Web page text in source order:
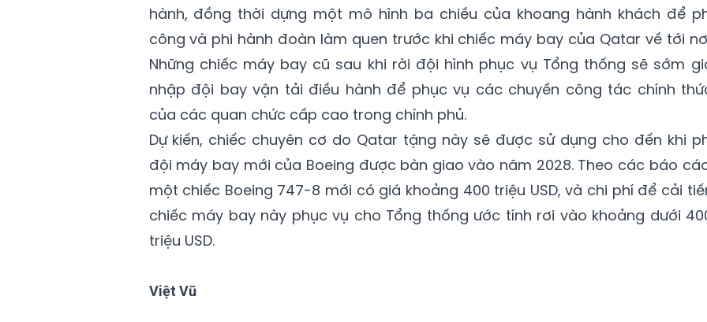
hành, đồng thời dựng một mô hình ba chiều của khoang hành khách để
công và phi hành đoàn làm quen trước khi chiếc máy bay của Qatar về tới
Những chiếc máy bay cũ sau khi rời đội hình phục vụ Tổng thống sẽ sớm
nhập đội bay vận tải điều hành để phục vụ các chuyến công tác chính
của các quan chức cấp cao trong chính phủ.
Dự kiến, chiếc chuyên cơ do Qatar tặng này sẽ được sử dụng cho đến khi
đội máy bay mới của Boeing được bàn giao vào năm 2028. Theo các báo
một chiếc Boeing 747-8 mới có giá khoảng 400 triệu USD, và chi phí để cải
chiếc máy bay này phục vụ cho Tổng thống ước tính rơi vào khoảng dưới
triệu USD.
Việt Vũ